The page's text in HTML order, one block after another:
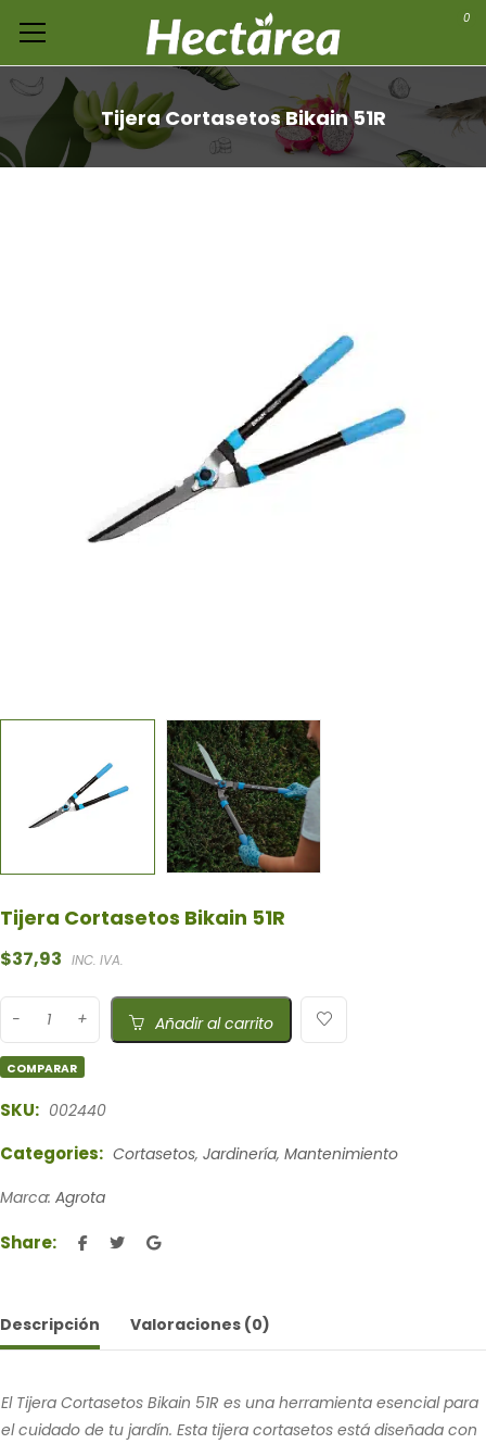
0
Tijera Cortasetos Bikain 51R
Tijera Cortasetos Bikain 51R
$37,93 INC. IVA.
Añadir al carrito
COMPARAR
SKU: 002440
Categories: Cortasetos, Jardinería, Mantenimiento
Marca: Agrota
Share:
Descripción Valoraciones (0)
El Tijera Cortasetos Bikain 51R es una herramienta esencial para
el cuidado de tu jardín. Esta tijera cortasetos está diseñada con